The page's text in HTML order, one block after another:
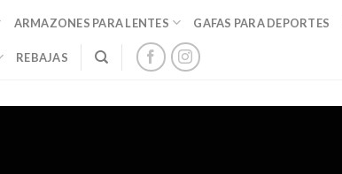
ARMAZONES PARA LENTES GAFAS PARA DEPORTES
REBAJAS